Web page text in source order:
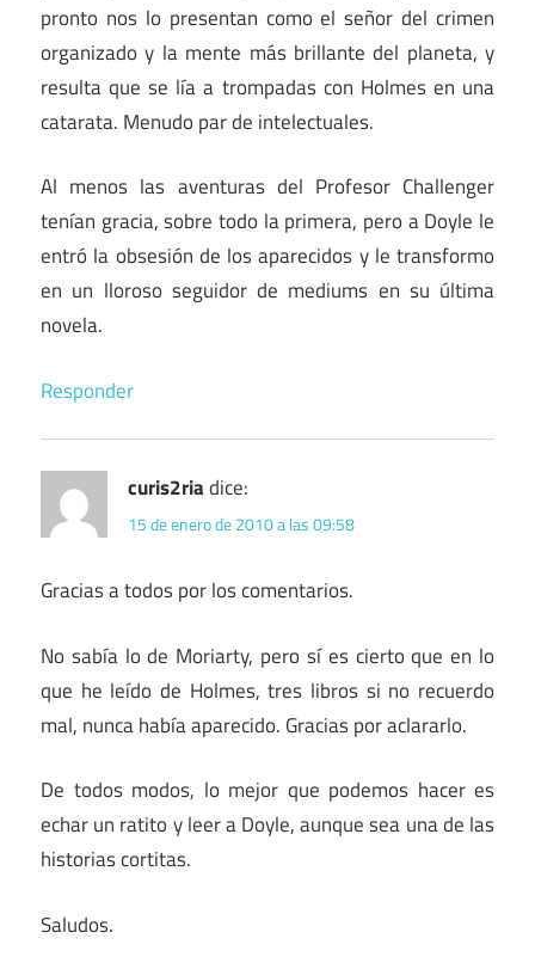
pronto nos lo presentan como el señor del crimen
organizado y la mente más brillante del planeta, y
resulta que se lía a trompadas con Holmes en una
catarata. Menudo par de intelectuales.
Al menos las aventuras del Profesor Challenger
tenían gracia, sobre todo la primera, pero a Doyle le
entró la obsesión de los aparecidos y le transformo
en un lloroso seguidor de mediums en su última
novela.
Responder
curis2riadice:
15 de enero de 2010 a las 09:58
Gracias a todos por los comentarios.
No sabía lo de Moriarty, pero sí es cierto que en lo
que he leído de Holmes, tres libros si no recuerdo
mal, nunca había aparecido. Gracias por aclararlo.
De todos modos, lo mejor que podemos hacer es
echar un ratito y leer a Doyle, aunque sea una de las
historias cortitas.
Saludos.